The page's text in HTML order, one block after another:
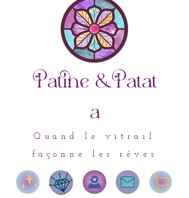
atine &atat
a
Quand le vitrail
façonne les rêves